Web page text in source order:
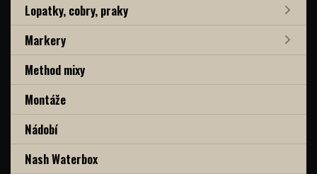
Lopatky, cobry, praky
Markery
Method mixy
Montáže
Nádobí
Nash Waterbox